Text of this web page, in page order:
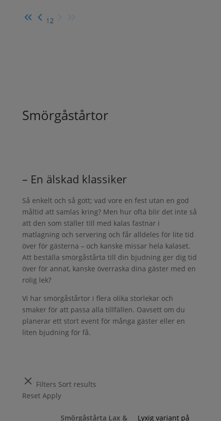
1 2
Smörgåstårtor
– En älskad klassiker
Så enkelt och så gott; vad vore en fest utan en god
måltid att samlas kring? Men hur ofta blir det inte så
att den som ställer till med kalas fastnar i
matlagning och servering och får alldeles för lite tid
över för gästerna – och kanske missar hela kalaset.
Att beställa smörgåstårta till din bjudning ger dig tid
över för annat, kanske överraska dina gäster med en
rolig lek?
Vi har smörgåstårtor i flera olika storlekar och
smaker för att passa alla tillfällen. Oavsett om du
planerar ett stort event för många gäster eller en
liten bjudning för få.
Filters Sort results
Reset Apply
Smörgåstårta Lax &
Lyxig variant på